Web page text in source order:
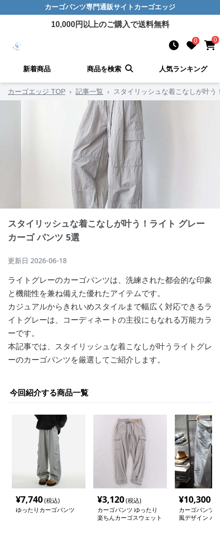
カーゴパンツ専門通販サイト カーゴエッジ
10,000円以上のご購入で送料無料
0 0
新着商品 商品を検索 人気ランキング
カーゴエッジ TOP › 記事一覧 › スタイリッシュな着こなしが叶
スタイリッシュな着こなしが叶う！ライト グレー
カーゴ パンツ 5選
更新日 2026-06-18
ライトグレーのカーゴパンツは、洗練された都会的な印象
と機能性を兼ね備えた優れたアイテムです。
カジュアルからきれいめスタイルまで幅広く対応できるラ
イトグレーは、コーディネートの主役にもなれる万能カラ
ーです。
本記事では、スタイリッシュな着こなしが叶うライトグレ
ーのカーゴパンツを厳選してご紹介します。
今回紹介する商品一覧
¥7,740(税込)
ゆったりカーゴパンツ
¥3,120(税込)
カーゴパンツ ゆったり
楽ちんカーゴスウェット
¥10,300
カーゴパンツ
風デザイン パ